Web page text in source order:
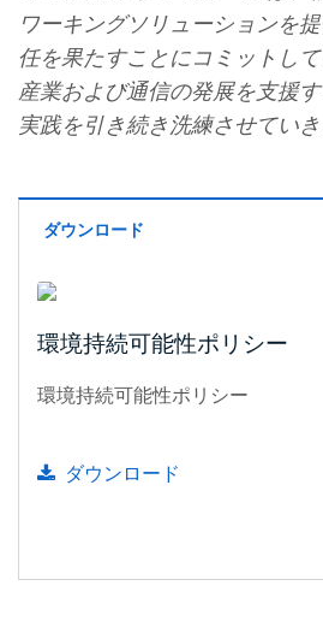
ワーキングソリューションを
任を果たすことにコミットし
産業および通信の発展を支援
実践を引き続き洗練させていき
ダウンロード
環境持続可能性ポリシー
環境持続可能性ポリシー
ダウンロード